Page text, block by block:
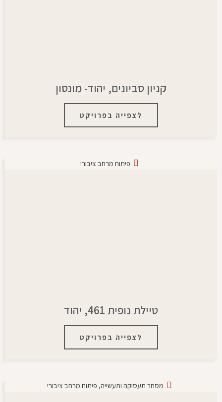
קניון סביונים, יהוד- מונסון
לצפייה בפרויקט
פיתוח מרחב ציבורי
טיילת נופית 461, יהוד
לצפייה בפרויקט
מסחר תעסוקה ותעשייה, פיתוח מרחב ציבורי